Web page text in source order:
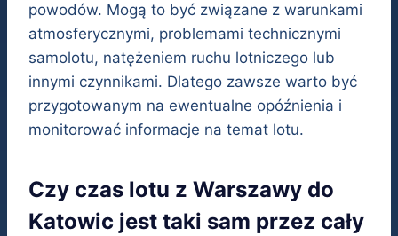
powodów. Mogą to być związane z warunkami
atmosferycznymi, problemami technicznymi
samolotu, natężeniem ruchu lotniczego lub
innymi czynnikami. Dlatego zawsze warto być
przygotowanym na ewentualne opóźnienia i
monitorować informacje na temat lotu.
Czy czas lotu z Warszawy do
Katowic jest taki sam przez cały